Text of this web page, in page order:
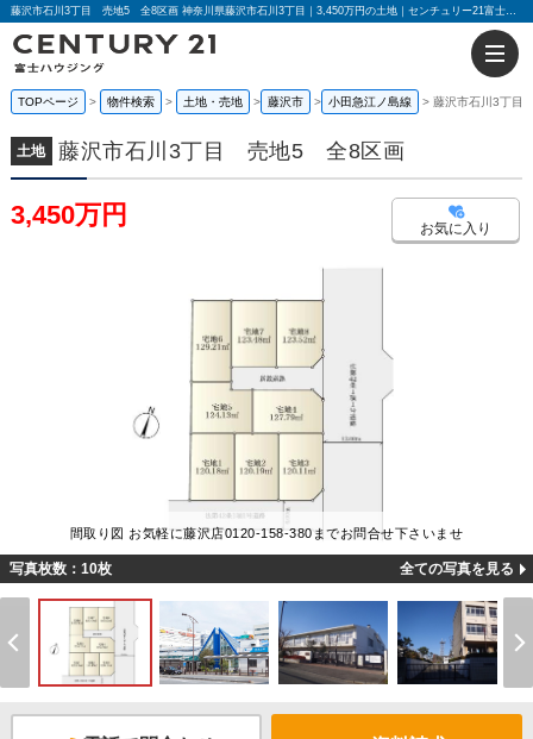
藤沢市石川3丁目 売地5 全8区画 神奈川県藤沢市石川3丁目｜3,450万円の土地｜センチュリー21富士ハウジング
TOPページ 物件検索 土地・売地 藤沢市 小田急江ノ島線 藤沢市石川3丁
土地 藤沢市石川3丁目 売地5 全8区画
3,450万円 お気に入り
間取り図 お気軽に藤沢店0120-158-380までお問合せ下さいませ
写真枚数：10枚 全ての写真を見る